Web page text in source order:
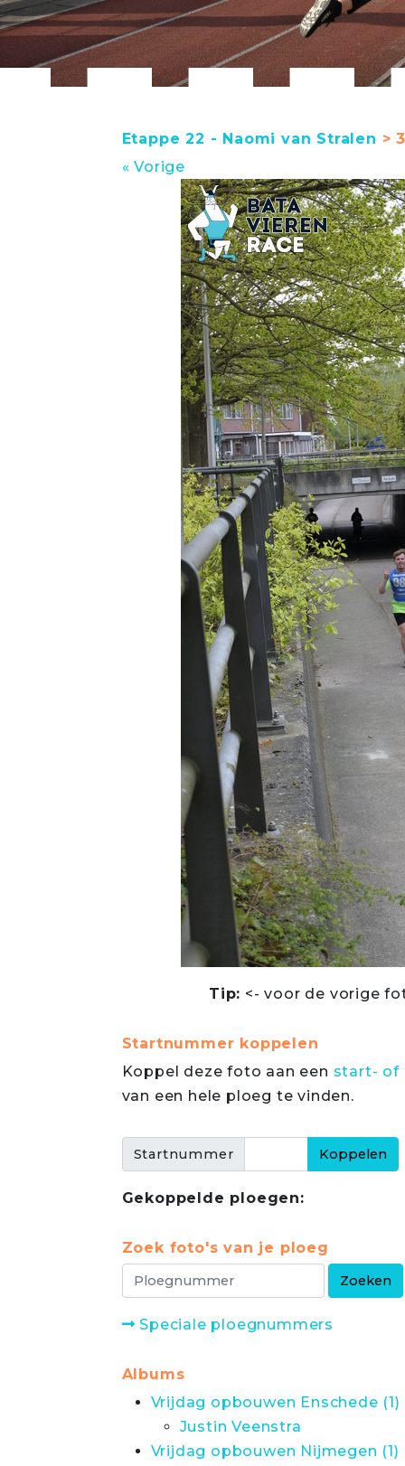
Etappe 22 - Naomi van Stralen >
« Vorige
Tip: <- voor de vorige
Startnummer koppelen
Koppel deze foto aan een start- of
van een hele ploeg te vinden.
Startnummer
Gekoppelde ploegen:
Zoek foto's van je ploeg
Speciale ploegnummers
Albums
Vrijdag opbouwen Enschede (1)
Justin Veenstra
Vrijdag opbouwen Nijmegen (1)